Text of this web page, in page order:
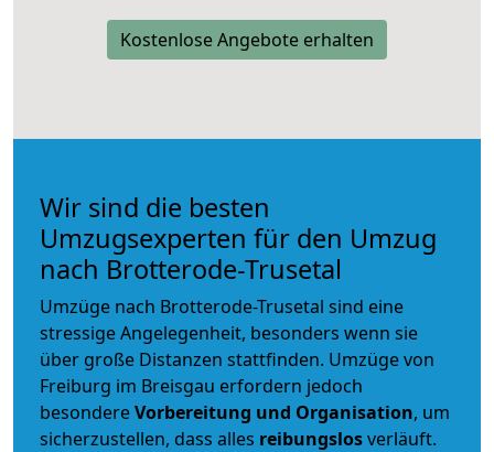
Kostenlose Angebote erhalten
Wir sind die besten
Umzugsexperten für den Umzug
nach Brotterode-Trusetal
Umzüge nach Brotterode-Trusetal sind eine
stressige Angelegenheit, besonders wenn sie
über große Distanzen stattfinden. Umzüge von
Freiburg im Breisgau erfordern jedoch
besondereVorbereitung und Organisation, um
sicherzustellen, dass alles reibungslosverläuft.